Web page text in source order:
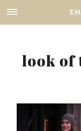
look of